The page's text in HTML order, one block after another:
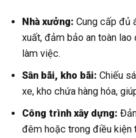
Nhà xưởng: Cung cấp đủ
xuất, đảm bảo an toàn
làm việc.
Sân bãi, kho bãi: Chiếu
xe, kho chứa hàng hóa,
Công trình xây dựng:
đêm hoặc trong điều kiện